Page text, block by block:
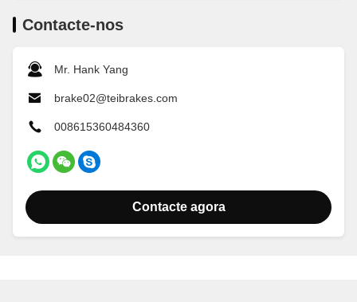
Contacte-nos
Mr. Hank Yang
brake02@teibrakes.com
008615360484360
Contacte agora